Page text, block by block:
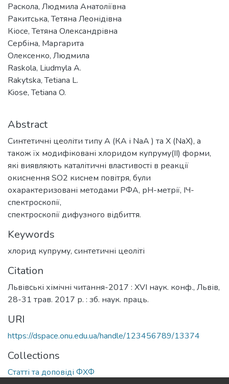
Раскола, Людмила Анатоліївна
Ракитська, Тетяна Леонідівна
Кіосе, Тетяна Олександрівна
Сербіна, Маргарита
Олексенко, Людмила
Raskola, Liudmyla A.
Rakytska, Tetiana L.
Kiose, Tetiana O.
Abstract
Синтетичні цеоліти типу А (КА і NaА ) та Х (NaХ), а
також їх модифіковані хлоридом купруму(ІІ) форми,
які виявляють каталітичні властивості в реакції
окиснення SО2 киснем повітря, були
охарактеризовані методами РФА, рН-метрії, ІЧ-
спектроскопії,
спектроскопії дифузного відбиття.
Keywords
хлорид купруму, синтетичні цеоліті
Citation
Львівські хімічні читання-2017 : ХVI наук. конф., Львів,
28-31 трав. 2017 р. : зб. наук. праць.
URI
https://dspace.onu.edu.ua/handle/123456789/13374
Collections
Статті та доповіді ФХФ